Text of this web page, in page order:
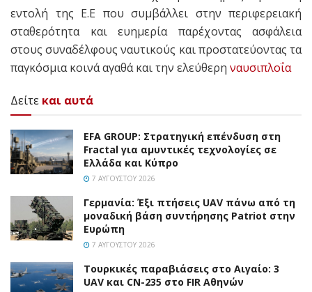
εντολή της Ε.Ε που συμβάλλει στην περιφερειακή
σταθερότητα και ευημερία παρέχοντας ασφάλεια
στους συναδέλφους ναυτικούς και προστατεύοντας τα
παγκόσμια κοινά αγαθά και την ελεύθερη ναυσιπλοΐα
Δείτε και αυτά
EFA GROUP: Στρατηγική επένδυση στη
Fractal για αμυντικές τεχνολογίες σε
Ελλάδα και Κύπρο
7 ΑΥΓΟΎΣΤΟΥ 2026
Γερμανία: Έξι πτήσεις UAV πάνω από τη
μοναδική βάση συντήρησης Patriot στην
Ευρώπη
7 ΑΥΓΟΎΣΤΟΥ 2026
Τουρκικές παραβιάσεις στο Αιγαίο: 3
UAV και CN-235 στο FIR Αθηνών